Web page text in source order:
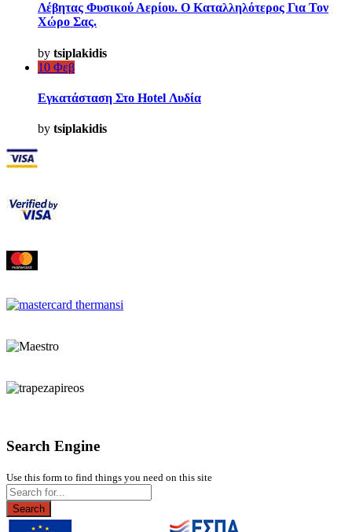
Λέβητας Φυσικού Αερίου. Ο Καταλληλότερος Για Τον
Χώρο Σας.
by tsiplakidis
10 Φεβ
Εγκατάσταση Στο Hotel Λυδία
by tsiplakidis
Search Engine
Use this form to find things you need on this site
Search